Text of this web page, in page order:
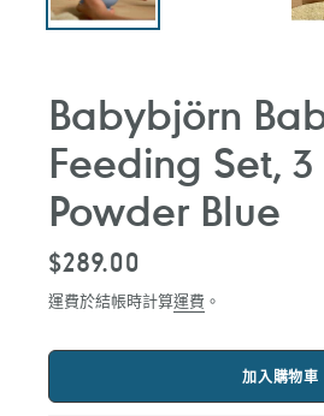
Babybjörn
Feeding Set, 3
Powder Blue
定
價
$289.00
運費於結帳時計算運費 。
加入購物車